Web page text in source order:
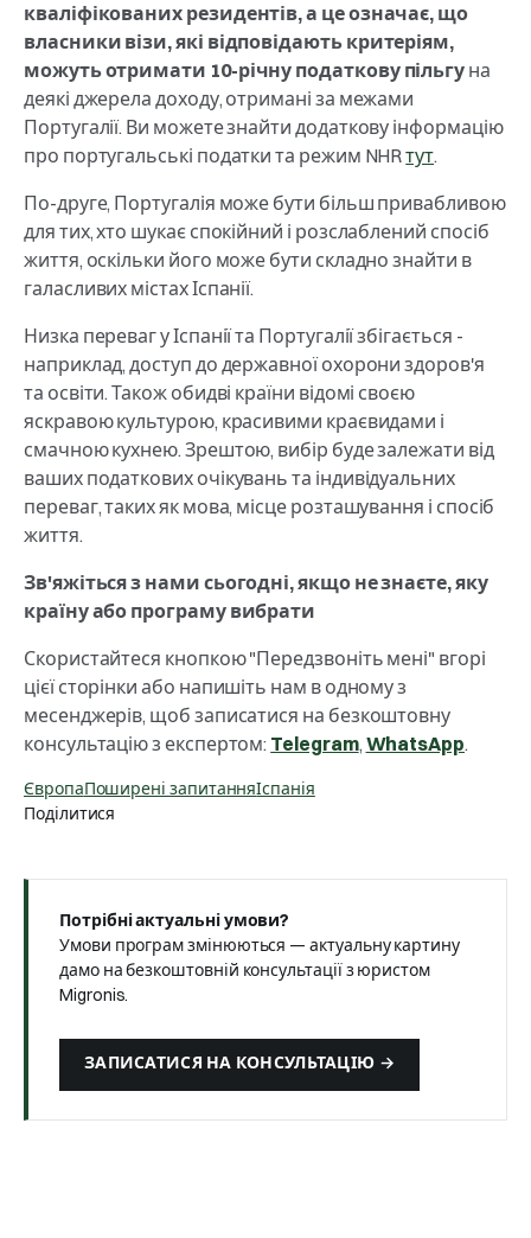
кваліфікованих резидентів, а це означає, що
власники візи, які відповідають критеріям,
можуть отримати 10-річну податкову пільгу на
деякі джерела доходу, отримані за межами
Португалії. Ви можете знайти додаткову інформацію
про португальські податки та режим NHRтут.
По-друге, Португалія може бути більш привабливою
для тих, хто шукає спокійний і розслаблений спосіб
життя, оскільки його може бути складно знайти в
галасливих містах Іспанії.
Низка переваг у Іспанії та Португалії збігається -
наприклад, доступ до державної охорони здоров'я
та освіти. Також обидві країни відомі своєю
яскравою культурою, красивими краєвидами і
смачною кухнею. Зрештою, вибір буде залежати від
ваших податкових очікувань та індивідуальних
переваг, таких як мова, місце розташування і спосіб
життя.
Зв'яжіться з нами сьогодні, якщо не знаєте, яку
країну або програму вибрати
Скористайтеся кнопкою "Передзвоніть мені" вгорі
цієї сторінки або напишіть нам в одному з
месенджерів, щоб записатися на безкоштовну
консультацію з експертом: Telegram, WhatsApp.
ЄвропаПоширені запитанняІспанія
Поділитися
Потрібні актуальні умови?
Умови програм змінюються — актуальну картину
дамо на безкоштовній консультації з юристом
Migronis.
ЗАПИСАТИСЯ НА КОНСУЛЬТАЦІЮ →